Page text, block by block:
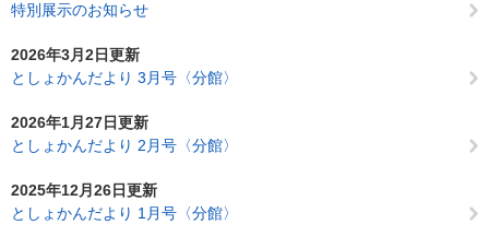
特別展示のお知らせ
2026年3月2日更新
としょかんだより 3月号〈分館〉
2026年1月27日更新
としょかんだより 2月号〈分館〉
2025年12月26日更新
としょかんだより 1月号〈分館〉